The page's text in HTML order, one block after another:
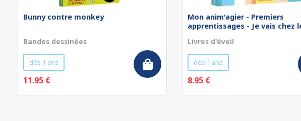
Bunny contre monkey
Bandes dessinées
dès 1 ans
11.95 €
Mon anim'agier - Premiers
apprentissages - Je vais chez
Livres d'éveil
dès 1 ans
8.95 €